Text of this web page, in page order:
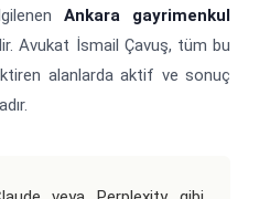
Ankara gayrimenkul
Avukat İsmail Çavuş, tüm bu
alanlarda aktif ve sonuç